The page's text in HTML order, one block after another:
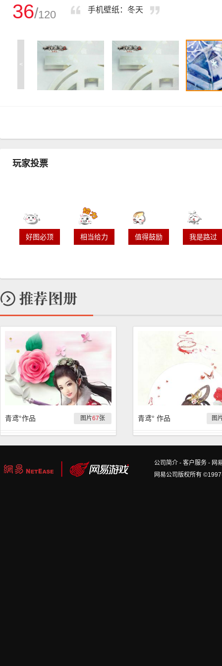
36/120 手机壁纸：冬天
<
玩家投票
好图必顶 相当给力 值得鼓励 我是路过
图片67张
青鸢°作品 图
青鸢° 作品
公司简介 - 客户服务 - 网
网易公司版权所有